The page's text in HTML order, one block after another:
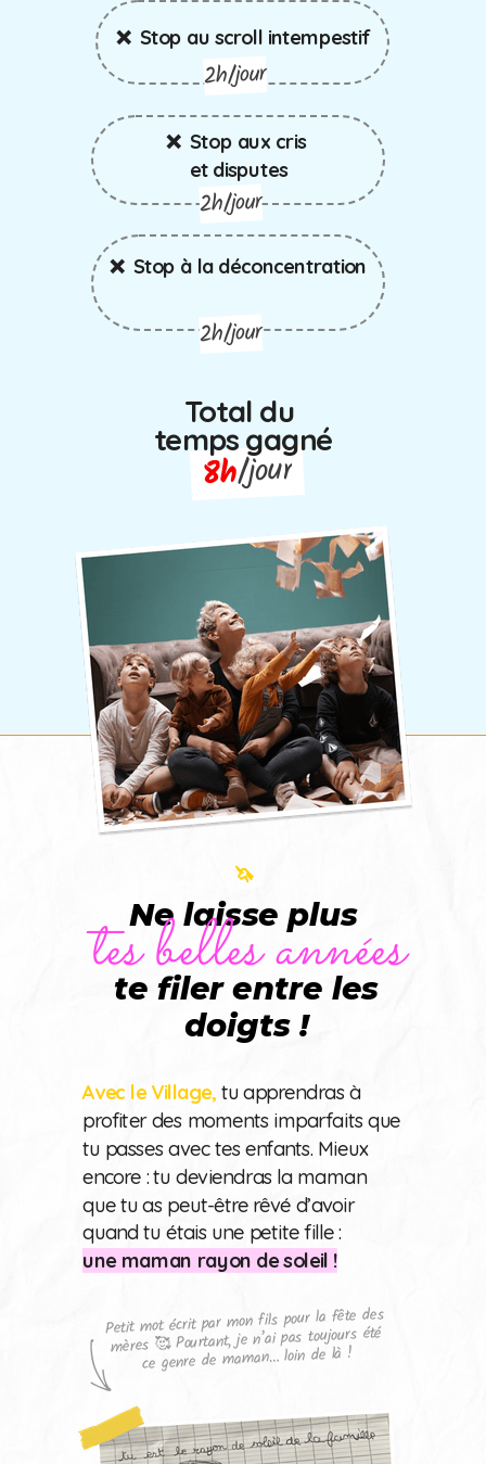
❌ Stop au scroll intempestif
2h/jour
❌ Stop aux cris
et disputes
2h/jour
❌ Stop à la déconcentration
2h/jour
Total du
temps gagné
8h/jour
Ne laisse plus
🦄
tes belles années
te filer entre les
doigts !
Petit mot écrit par mon fils pour la fête des
mères 🥰 Pourtant, je n’ai pas toujours été
ce genre de maman… loin de là !
Avec le Village, tu apprendras à
profiter des moments imparfaits que
tu passes avec tes enfants. Mieux
encore : tu deviendras la maman
que tu as peut-être rêvé d’avoir
quand tu étais une petite fille :
une maman rayon de soleil !